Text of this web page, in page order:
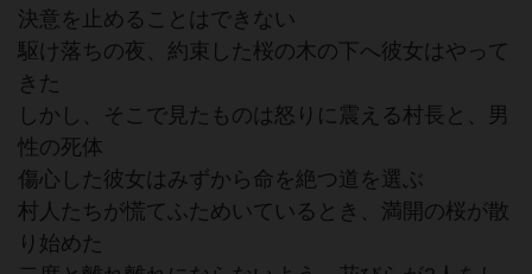
決意を止めることはできない
駆け落ちの夜、約束した桜の木の下へ彼女はやって
きた
しかし、そこで見たものは怒りに震える村長と、男
性の死体
傷心した彼女はみずから命を絶つ道を選ぶ
村人たちが慌てふためいているとき、満開の桜が散
り始めた